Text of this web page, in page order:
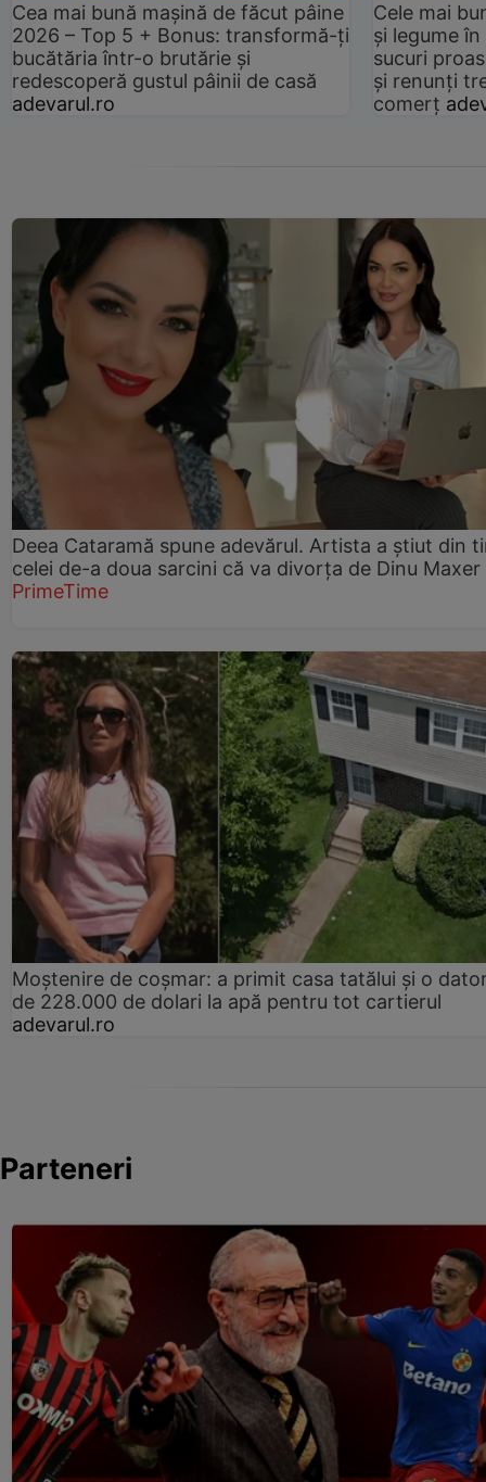
Cea mai bună mașină de făcut pâine
2026 – Top 5 + Bonus: transformă-ți
bucătăria într-o brutărie și
redescoperă gustul pâinii de casă
adevarul.ro
Cele mai
și legume
sucuri
și renunți
comerț
Deea Cataramă spune adevărul. Artista a știut din
celei de-a doua sarcini că va divorța de Dinu Maxer
PrimeTime
Moștenire de coșmar: a primit casa tatălui și o
de 228.000 de dolari la apă pentru tot cartierul
adevarul.ro
Parteneri